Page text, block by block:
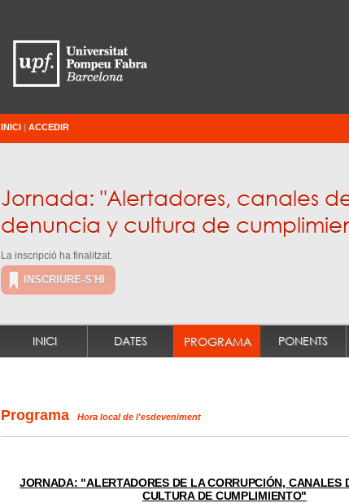
INICI | ACCEDIR
Jornada: "Alertadores, canales
denuncia y cultura de
La inscripció ha finalitzat.
INSCRIURE-S'HI
INICI DATES PROGRAMA PONENTS
Programa Hora local de l'esdeveniment
JORNADA: "ALERTADORES DE LA CORRUPCIÓN, CANALES
CULTURA DE CUMPLIMIENTO"